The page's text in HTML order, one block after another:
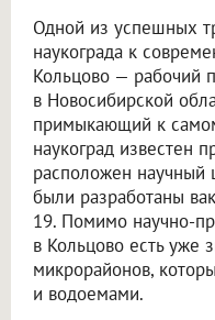
Одной из успешных
наукограда к
Кольцово — рабочий
в Новосибирской
примыкающий к
наукоград известен
расположен научный
были разработаны
19. Помимо научно-
в Кольцово есть уже
микрорайонов,
и водоемами.